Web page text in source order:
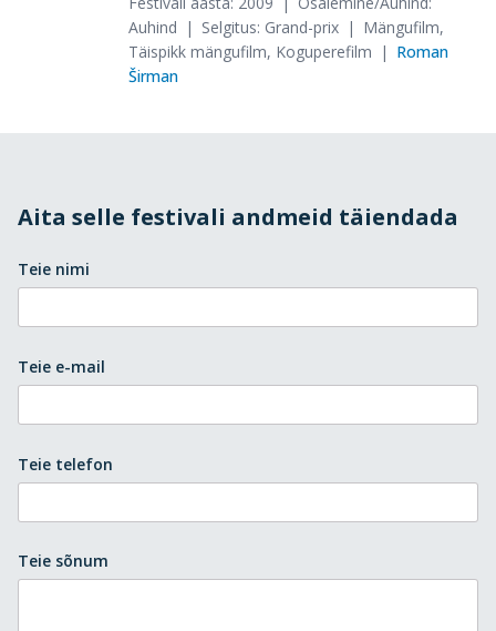
Auhind
Selgitus: Grand-prix
Mängufilm,
Täispikk mängufilm, Koguperefilm
Roman
Širman
Aita selle festivali andmeid täiendada
Teie nimi
Teie e-mail
Teie telefon
Teie sõnum